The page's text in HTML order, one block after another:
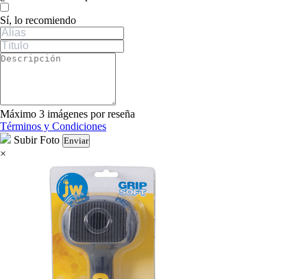
Sí, lo recomiendo
Máximo 3 imágenes por reseña
Términos y Condiciones
Subir Foto Enviar
×